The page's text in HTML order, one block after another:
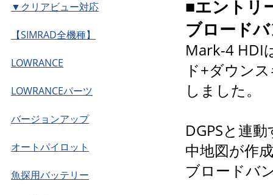
▼クリアビュー対応
【SIMRAD全機種】
LOWRANCE
LOWRANCEパーツ
バージョンアップ
オートパイロット
魚探用バッテリー
■エントリ
ブロード
Mark-4 HDI
ド+ダウン
しました。
DGPSと連
中地図が作
ブロードバ